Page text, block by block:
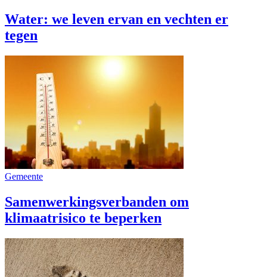
Water: we leven ervan en vechten er
tegen
Gemeente
Samenwerkingsverbanden om
klimaatrisico te beperken